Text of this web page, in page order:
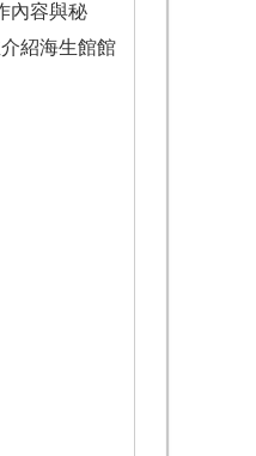
內容與秘
紹海生館館